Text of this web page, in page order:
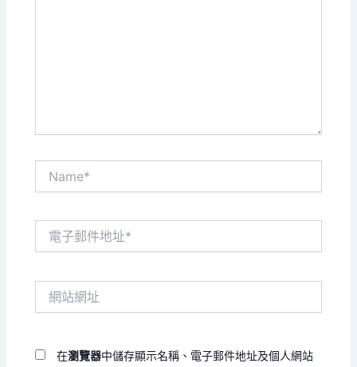
在瀏覽器中儲存顯示名稱、電子郵件地址及個人網站